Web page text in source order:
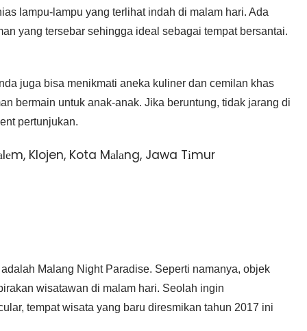
lampu-lampu yang terlihat indah di malam hari. Ada
yang tersebar sehingga ideal sebagai tempat bersantai.
juga bisa menikmati aneka kuliner dan cemilan khas
bermain untuk anak-anak. Jika beruntung, tidak jarang di
pertunjukan.
Klojen, Kota Mаlаng, Jawa Tіmur
Malang Night Paradise. Seperti namanya, objek
wisatawan di malam hari. Seolah ingin
tempat wisata yang baru diresmikan tahun 2017 ini